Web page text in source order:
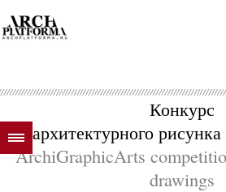
Конкурс
архитектурного
ArchiGraphicArts
drawings